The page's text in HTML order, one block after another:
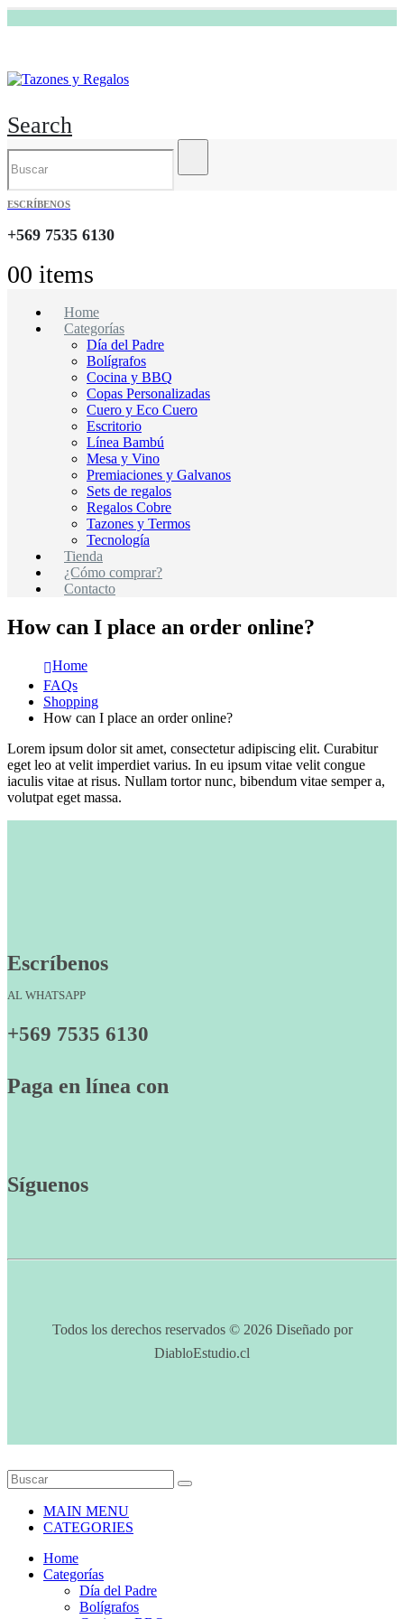
Search
ESCRÍBENOS
+569 7535 6130
00 items
Home
Categorías
Día del Padre
Bolígrafos
Cocina y BBQ
Copas Personalizadas
Cuero y Eco Cuero
Escritorio
Línea Bambú
Mesa y Vino
Premiaciones y Galvanos
Sets de regalos
Regalos Cobre
Tazones y Termos
Tecnología
Tienda
¿Cómo comprar?
Contacto
How can I place an order online?
Home
FAQs
Shopping
How can I place an order online?
Lorem ipsum dolor sit amet, consectetur adipiscing elit. Curabitur
eget leo at velit imperdiet varius. In eu ipsum vitae velit congue
iaculis vitae at risus. Nullam tortor nunc, bibendum vitae semper a,
volutpat eget massa.
Escríbenos
AL WHATSAPP
+569 7535 6130
Paga en línea con
Síguenos
Todos los derechos reservados © 2026 Diseñado por
DiabloEstudio.cl
MAIN MENU
CATEGORIES
Home
Categorías
Día del Padre
Bolígrafos